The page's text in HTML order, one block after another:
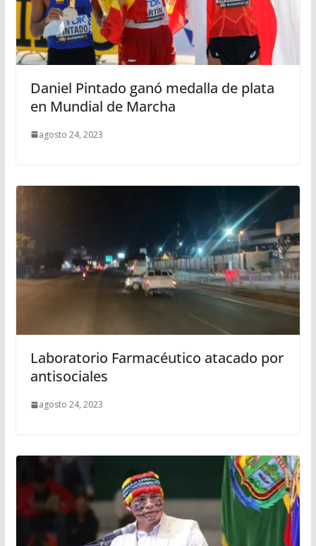
Daniel Pintado ganó medalla de plata
en Mundial de Marcha
agosto 24, 2023
Laboratorio Farmacéutico atacado por
antisociales
agosto 24, 2023